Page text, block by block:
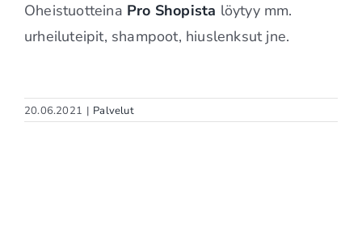
Oheistuotteina Pro Shopista löytyy mm.
urheiluteipit, shampoot, hiuslenksut jne.
20.06.2021 | Palvelut